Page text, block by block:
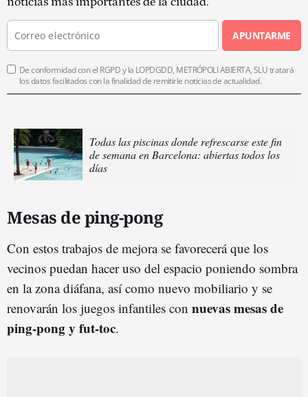
APUNTARME
De conformidad con el RGPD y la LOPDGDD, METRÓPOLI ABIERTA, SLU tratará
los datos facilitados con la finalidad de remitirle noticias de actualidad.
Todas las piscinas donde refrescarse este fin
de semana en Barcelona: abiertas todos los
días
Mesas de ping-pong
Con estos trabajos de mejora se favorecerá que los
vecinos puedan hacer uso del espacio poniendo sombra
en la zona diáfana, así como nuevo mobiliario y se
renovarán los juegos infantiles con nuevas mesas de
ping-pong y fut-toc.